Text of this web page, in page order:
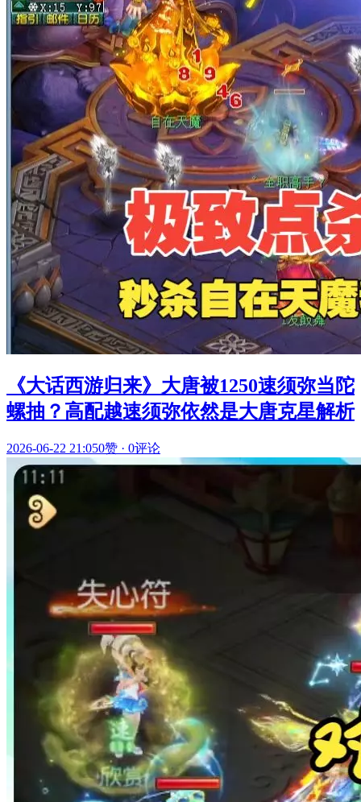
《大话西游归来》大唐被1250速须弥当陀
螺抽？高配越速须弥依然是大唐克星解析
2026-06-22 21:050赞 · 0评论